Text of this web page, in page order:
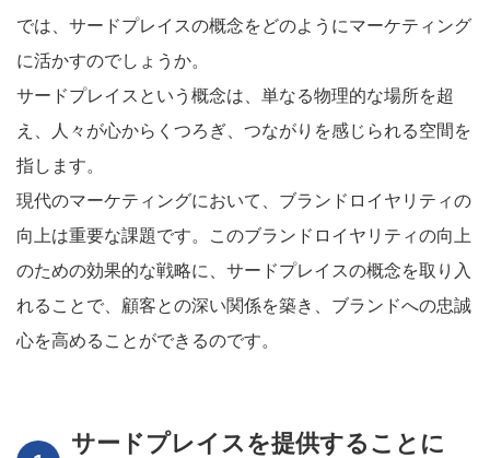
では、サードプレイスの概念をどのようにマーケティング
に活かすのでしょうか。
サードプレイスという概念は、単なる物理的な場所を超
え、人々が心からくつろぎ、つながりを感じられる空間を
指します。
現代のマーケティングにおいて、ブランドロイヤリティの
向上は重要な課題です。このブランドロイヤリティの向上
のための効果的な戦略に、サードプレイスの概念を取り入
れることで、顧客との深い関係を築き、ブランドへの忠誠
心を高めることができるのです。
サードプレイスを提供することに